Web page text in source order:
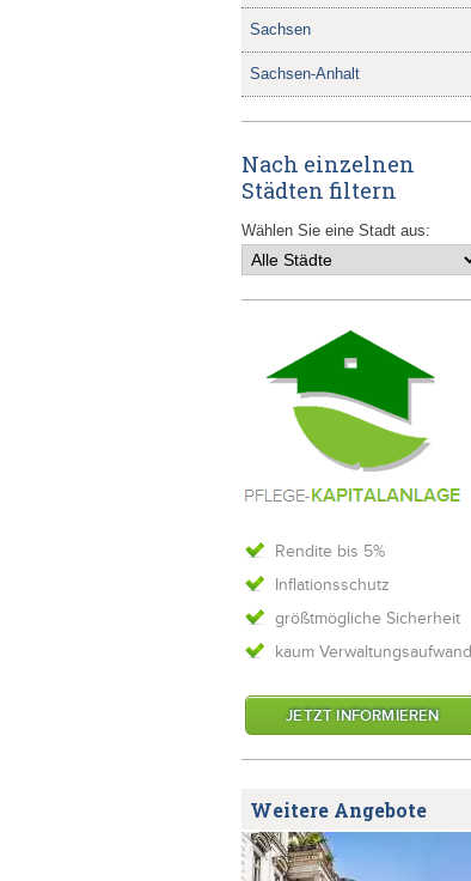
Sachsen
Sachsen-Anhalt
Nach einzelnen
Städten filtern
Wählen Sie eine Stadt aus:
Rendite bis 5%
Inflationsschutz
größtmögliche Sicherheit
kaum Verwaltungsaufwand
JETZT INFORMIEREN
Weitere Angebote